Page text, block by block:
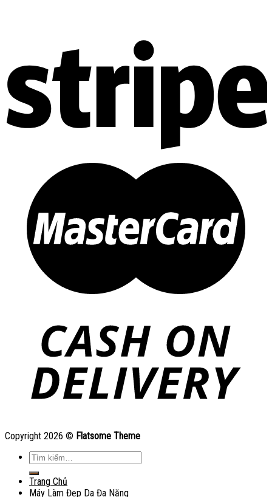
Copyright 2026 © Flatsome Theme
Tìm
kiếm:
Trang Chủ
Máy Làm Đẹp Da Đa Năng